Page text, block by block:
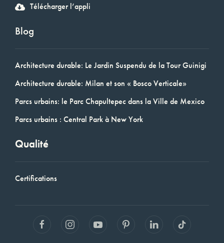
Télécharger l’appli
Blog
Architecture durable: Le Jardin Suspendu de la Tour Guinigi
Architecture durable: Milan et son « Bosco Verticale»
Parcs urbains: le Parc Chapultepec dans la Ville de Mexico
Parcs urbains : Central Park à New York
Qualité
Certifications